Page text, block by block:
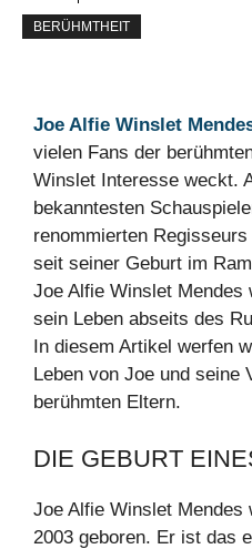
BERÜHMTHEIT
Joe Alfie Winslet
vielen Fans der
Winslet Interesse weckt.
bekanntesten
renommierten
seit seiner Geburt im
Joe Alfie Winslet
sein Leben abseits des
In diesem Artikel werfen
Leben von Joe und seine
berühmten Eltern.
DIE GEBURT
Joe Alfie Winslet Mendes
2003 geboren. Er ist das